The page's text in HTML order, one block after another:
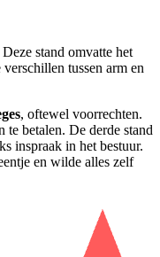
stand omvatte het
tussen arm en
, oftewel voorrechten.
betalen. De derde stand
inspraak in het bestuur.
en wilde alles zelf